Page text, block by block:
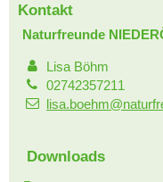
Kontakt
Naturfreunde
Lisa Böhm
02742357211
Downloads